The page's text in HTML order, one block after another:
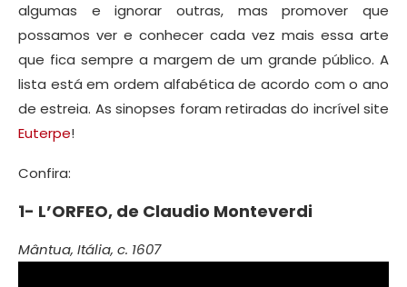
algumas e ignorar outras, mas promover que
possamos ver e conhecer cada vez mais essa arte
que fica sempre a margem de um grande público. A
lista está em ordem alfabética de acordo com o ano
de estreia. As sinopses foram retiradas do incrível site
Euterpe!
Confira:
1- L’ORFEO, de Claudio Monteverdi
Mântua, Itália, c. 1607